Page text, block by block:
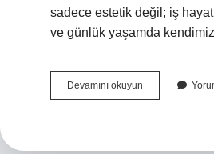
sadece estetik değil; iş
ve günlük yaşamda
Devamını okuyun Erkeklerde
ilk